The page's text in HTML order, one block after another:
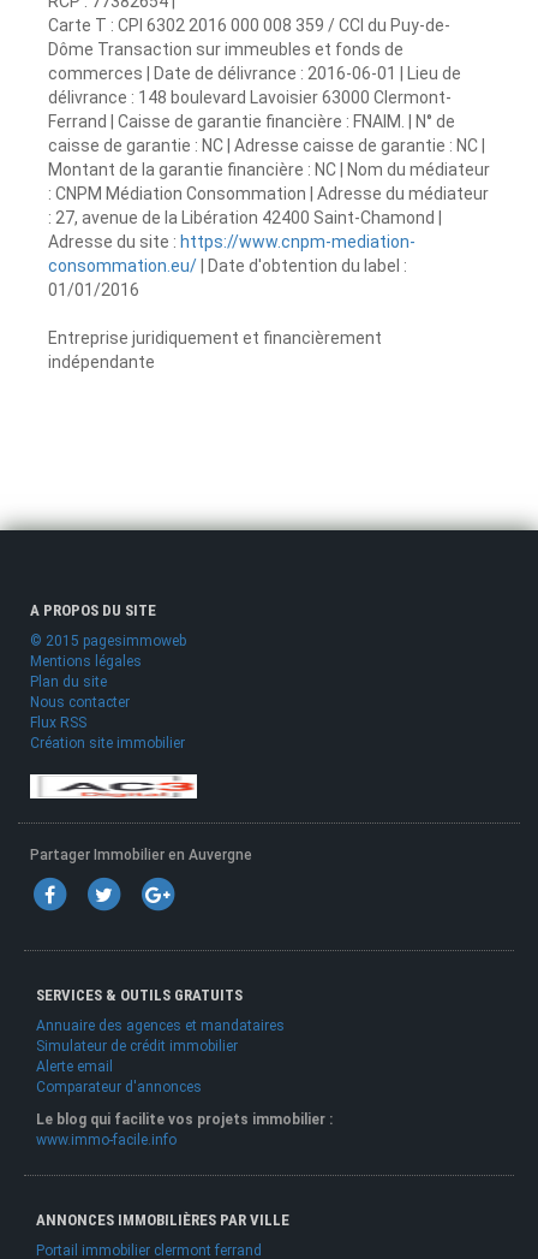
Carte T : CPI 6302 2016 000 008 359 / CCI du Puy-de-
Dôme Transaction sur immeubles et fonds de
commerces | Date de délivrance : 2016-06-01 | Lieu de
délivrance : 148 boulevard Lavoisier 63000 Clermont-
Ferrand | Caisse de garantie financière : FNAIM. | N° de
caisse de garantie : NC | Adresse caisse de garantie : NC |
Montant de la garantie financière : NC | Nom du médiateur
: CNPM Médiation Consommation | Adresse du médiateur
: 27, avenue de la Libération 42400 Saint-Chamond |
Adresse du site : https://www.cnpm-mediation-
consommation.eu/ | Date d'obtention du label :
01/01/2016
Entreprise juridiquement et financièrement
indépendante
A PROPOS DU SITE
© 2015 pagesimmoweb
Mentions légales
Plan du site
Nous contacter
Flux RSS
Création site immobilier
Partager Immobilier en Auvergne
SERVICES & OUTILS GRATUITS
Annuaire des agences et mandataires
Simulateur de crédit immobilier
Alerte email
Comparateur d'annonces
Le blog qui facilite vos projets immobilier :
www.immo-facile.info
ANNONCES IMMOBILIÈRES PAR VILLE
Portail immobilier clermont ferrand